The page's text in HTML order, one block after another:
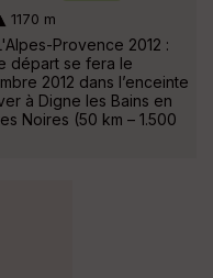
1170 m
Provence 2012 :
départ se fera le
2012 dans l’enceinte
à Digne les Bains en
Noires (50 km – 1.500